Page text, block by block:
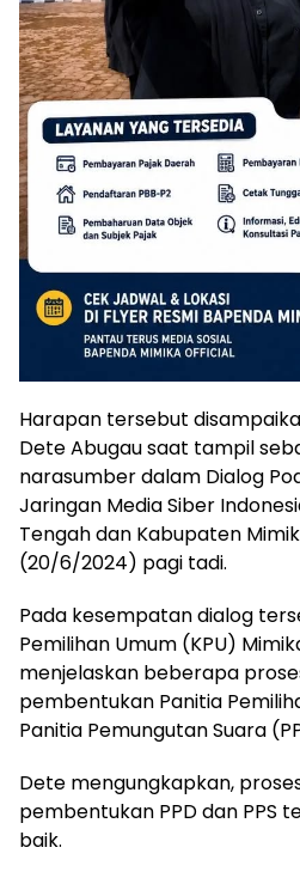
Harapan tersebut
Dete Abugau saat tampil
narasumber dalam Dialog
Jaringan Media Siber
Tengah dan Kabupaten
(20/6/2024) pagi tadi.
Pada kesempatan dialog
Pemilihan Umum (KPU)
menjelaskan beberapa
pembentukan Panitia
Panitia Pemungutan Suara
Dete mengungkapkan,
pembentukan PPD dan PPS
baik.